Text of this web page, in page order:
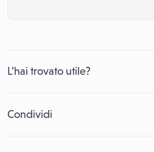
L’hai trovato utile?
Condividi